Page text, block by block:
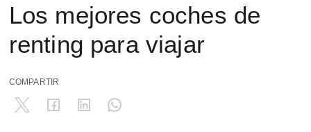
Los mejores coches de
renting para viajar
COMPARTIR